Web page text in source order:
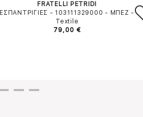
FRATELLI PETRIDI
ΕΣΠΑΝΤΡΙΓΙΕΣ - 103111329000 - ΜΠΕΖ -
Textile
79,00 €